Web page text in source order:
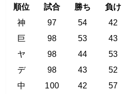
順位 試合 勝ち 負け
神
97 54 42
巨
98 53 43
ヤ
98 44 53
デ
98 43 52
中
100 42 57